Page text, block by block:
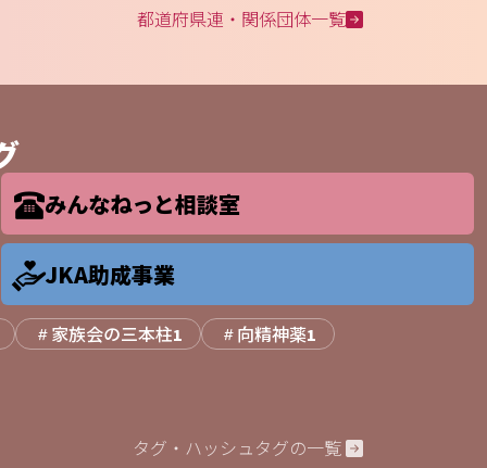
都道府県連・関係団体一覧
みんなねっと相談室
JKA助成事業
家族会の三本柱1 向精神薬1
タグ・ハッシュタグの一覧